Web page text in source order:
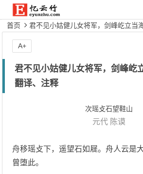
首页 君不见小姑健儿女将军，剑峰屹立当
君不见小姑健儿女将军，剑峰屹
翻译、注释
次瑶攴石望鞋山
元代 陈谟
舟移瑶攴下，遥望石如屣。舟人云是
曾堕此。
A+